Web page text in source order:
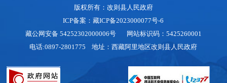
版权所有：改则县人民政府
ICP备案：藏ICP备2023000077号-6
藏公网安备 54252302000006号网站标识码：5425260001
电话:0897-2801775 地址：西藏阿里地区改则县人民政府